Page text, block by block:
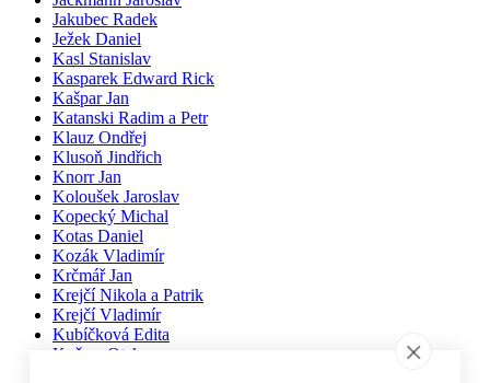
Jakubec Radek
Ježek Daniel
Kasl Stanislav
Kasparek Edward Rick
Kašpar Jan
Katanski Radim a Petr
Klauz Ondřej
Klusoň Jindřich
Knorr Jan
Koloušek Jaroslav
Kopecký Michal
Kotas Daniel
Kozák Vladimír
Krčmář Jan
Krejčí Nikola a Patrik
Krejčí Vladimír
Kubíčková Edita
Kučera Otakar